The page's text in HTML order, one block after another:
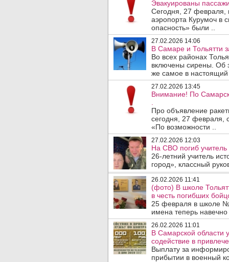
Эвакуированы
Сегодня, 27 февраля,
аэропорта Курумоч в
опасность» были ..
27.02.2026 14:06
В Самаре и Тольятти
Во всех районах
включены сирены. Об
же самое в
27.02.2026 13:45
Внимание! По
Про объявление
сегодня, 27 февраля,
«По возможности ..
27.02.2026 12:03
На СВО погиб
26-летний учитель
город», классный
26.02.2026 11:41
(фото) В школе
в честь погибших
25 февраля в школе №
имена теперь
26.02.2026 11:01
В Самарской области
содействие в
Выплату за
прибытии в военный